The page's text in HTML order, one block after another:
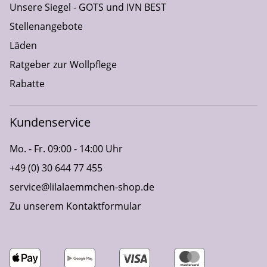
Unsere Siegel - GOTS und IVN BEST
Stellenangebote
Läden
Ratgeber zur Wollpflege
Rabatte
Kundenservice
Mo. - Fr. 09:00 - 14:00 Uhr
+49 (0) 30 644 77 455
service@lilalaemmchen-shop.de
Zu unserem Kontaktformular